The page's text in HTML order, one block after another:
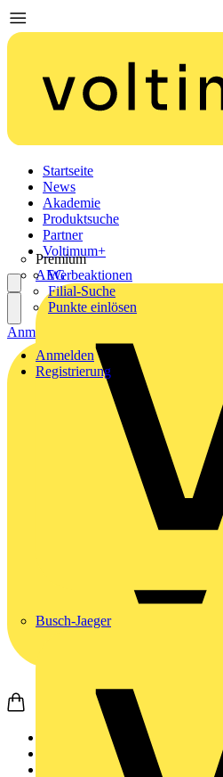
Startseite
News
Akademie
Produktsuche
Partner
Premium
AEG
Busch-Jaeger
Voltimum+
Werbeaktionen
Filial-Suche
Punkte einlösen
Anmelden
Registrierung
Anmelden